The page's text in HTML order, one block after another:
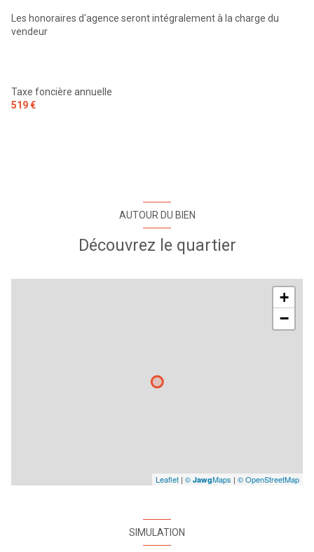
Les honoraires d'agence seront intégralement à la charge du
vendeur
Taxe foncière annuelle
519 €
AUTOUR DU BIEN
Découvrez le quartier
+
−
Leaflet | © JawgMaps | © OpenStreetMap
SIMULATION